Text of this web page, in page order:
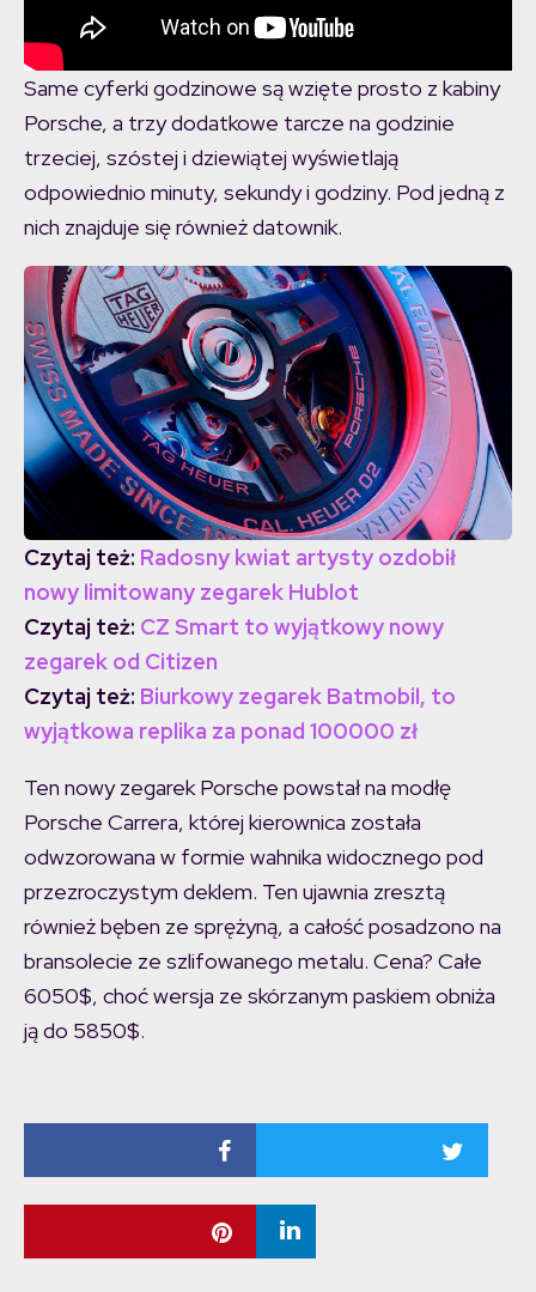
Same cyferki godzinowe są wzięte prosto z kabiny
Porsche, a trzy dodatkowe tarcze na godzinie
trzeciej, szóstej i dziewiątej wyświetlają
odpowiednio minuty, sekundy i godziny. Pod jedną z
nich znajduje się również datownik.
Czytaj też: Radosny kwiat artysty ozdobił
nowy limitowany zegarek Hublot
Czytaj też: CZ Smart to wyjątkowy nowy
zegarek od Citizen
Czytaj też: Biurkowy zegarek Batmobil, to
wyjątkowa replika za ponad 100000 zł
Ten nowy zegarek Porsche powstał na modłę
Porsche Carrera, której kierownica została
odwzorowana w formie wahnika widocznego pod
przezroczystym deklem. Ten ujawnia zresztą
również bęben ze sprężyną, a całość posadzono na
bransolecie ze szlifowanego metalu. Cena? Całe
6050$, choć wersja ze skórzanym paskiem obniża
ją do 5850$.